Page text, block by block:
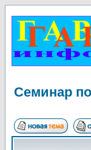
Семинар